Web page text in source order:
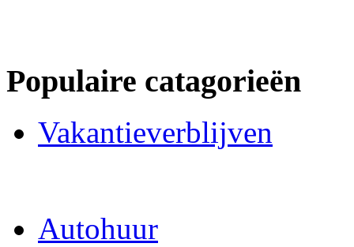
Populaire catagorieën
Vakantieverblijven
Autohuur